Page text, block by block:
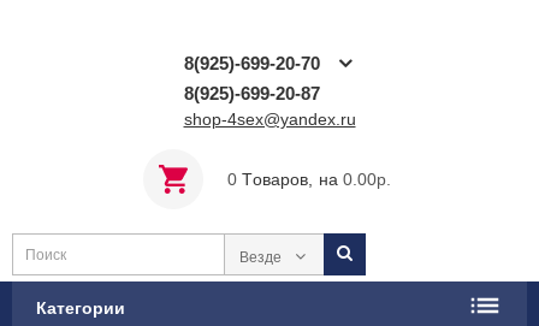
8(925)-699-20-70
8(925)-699-20-87
shop-4sex@yandex.ru
0 Tоваров, на 0.00р.
Везде
Категории